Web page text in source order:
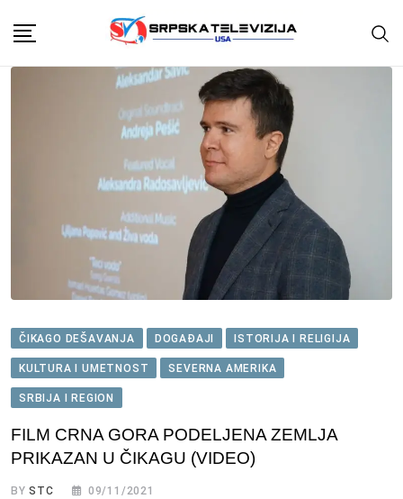
content
ČIKAGO DEŠAVANJA DOGAĐAJI ISTORIJA I RELIGIJA
KULTURA I UMETNOST SEVERNA AMERIKA
SRBIJA I REGION
FILM CRNA GORA PODELJENA ZEMLJA
PRIKAZAN U ČIKAGU (VIDEO)
BYSTC 09/11/2021